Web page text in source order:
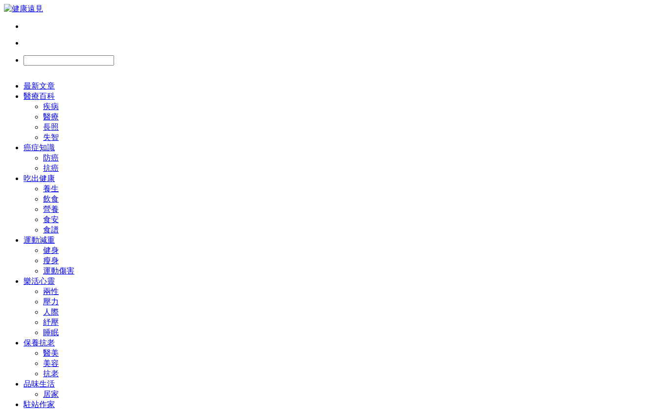
最新文章
醫療百科
疾病
醫療
長照
失智
癌症知識
防癌
抗癌
吃出健康
養生
飲食
營養
食安
食譜
運動減重
健身
瘦身
運動傷害
樂活心靈
兩性
壓力
人際
紓壓
睡眠
保養抗老
醫美
美容
抗老
品味生活
居家
駐站作家